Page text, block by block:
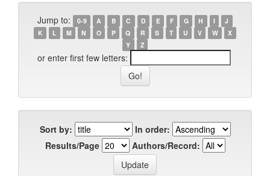
Jump to: 0-9 A B C D E F G H I
J
K
L M N O P Q R S T U V W
X
Y
Z
or enter first few letters:
Sort by:
In order:
Results/Page
Authors/Record: